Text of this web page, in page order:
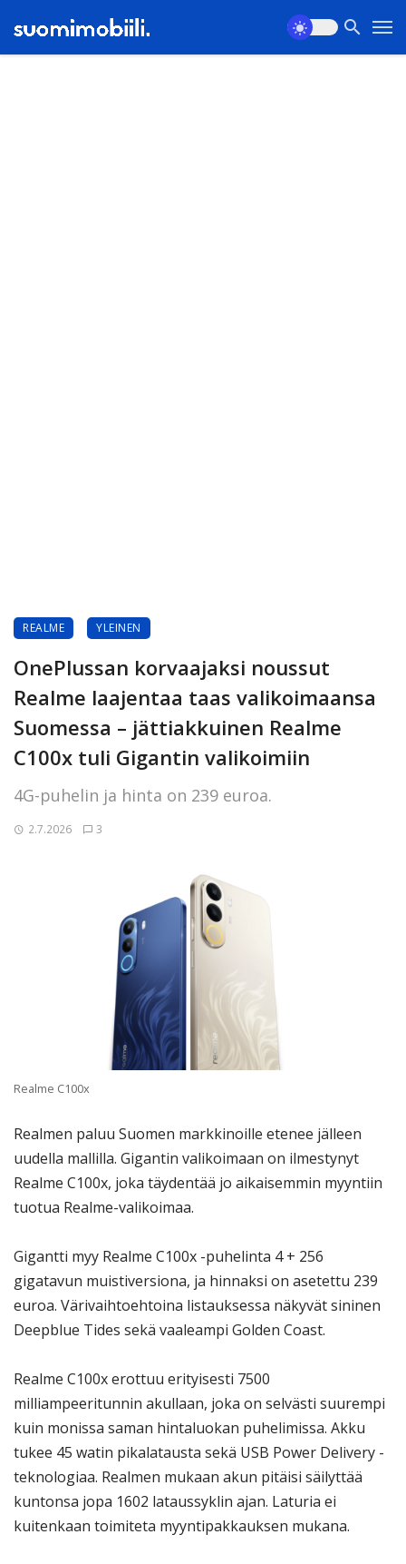
REALME YLEINEN
OnePlussan korvaajaksi noussut
Realme laajentaa taas valikoimaansa
Suomessa – jättiakkuinen Realme
C100x tuli Gigantin valikoimiin
4G-puhelin ja hinta on 239 euroa.
2.7.2026 3
Realme C100x
Realmen paluu Suomen markkinoille etenee jälleen
uudella mallilla. Gigantin valikoimaan on ilmestynyt
Realme C100x, joka täydentää jo aikaisemmin myyntiin
tuotua Realme-valikoimaa.
Gigantti myy Realme C100x -puhelinta 4 + 256
gigatavun muistiversiona, ja hinnaksi on asetettu 239
euroa. Värivaihtoehtoina listauksessa näkyvät sininen
Deepblue Tides sekä vaaleampi Golden Coast.
Realme C100x erottuu erityisesti 7500
milliampeeritunnin akullaan, joka on selvästi suurempi
kuin monissa saman hintaluokan puhelimissa. Akku
tukee 45 watin pikalatausta sekä USB Power Delivery -
teknologiaa. Realmen mukaan akun pitäisi säilyttää
kuntonsa jopa 1602 lataussyklin ajan. Laturia ei
kuitenkaan toimiteta myyntipakkauksen mukana.